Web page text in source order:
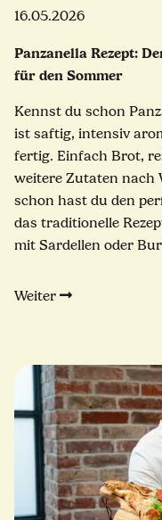
16.05.2026
Panzanella Rezept:
für den Sommer
Kennst du schon
ist saftig, intensiv
fertig. Einfach Brot,
weitere Zutaten nach
schon hast du den
das traditionelle
mit Sardellen oder
Weiter